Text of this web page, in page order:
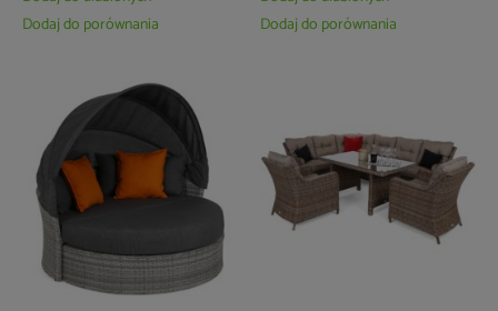
Dodaj do porównania
Dodaj do porównania